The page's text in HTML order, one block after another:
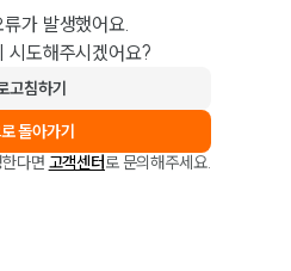
가 발생했어요.
시도해주시겠어요?
고침하기
돌아가기
다면 고객센터로 문의해주세요.